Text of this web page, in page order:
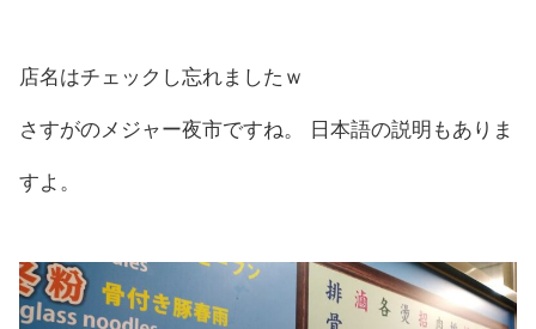
店名はチェックし忘れましたｗ
さすがのメジャー夜市ですね。 日本語の説明もありま
すよ。